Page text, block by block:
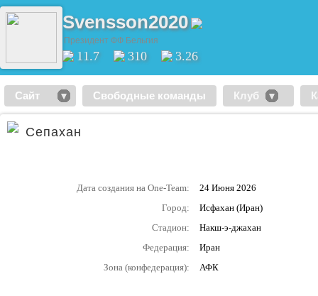
Svensson2020
Президент ФФ Бельгия
11.7 310 3.26
Сайт Свободные команды Клуб
Сепахан
Дата создания на One-Team:
24 Июня 2026
Город:
Исфахан (Иран)
Стадион:
Накш-э-джахан
Федерация:
Иран
Зона (конфедерация):
АФК